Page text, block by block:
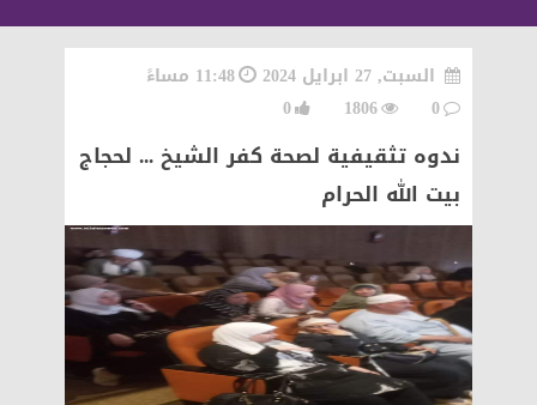
السبت, 27 ابرايل 2024
11:48 مساءً
0
1806
0
ندوه تثقيفية لصحة كفر الشيخ ... لحجاج
بيت الله الحرام